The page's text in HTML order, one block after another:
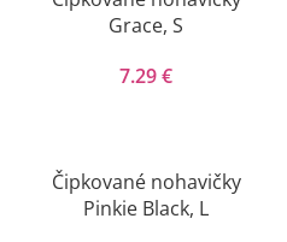
Grace, S
7.29€
Čipkované nohavičky
Pinkie Black, L